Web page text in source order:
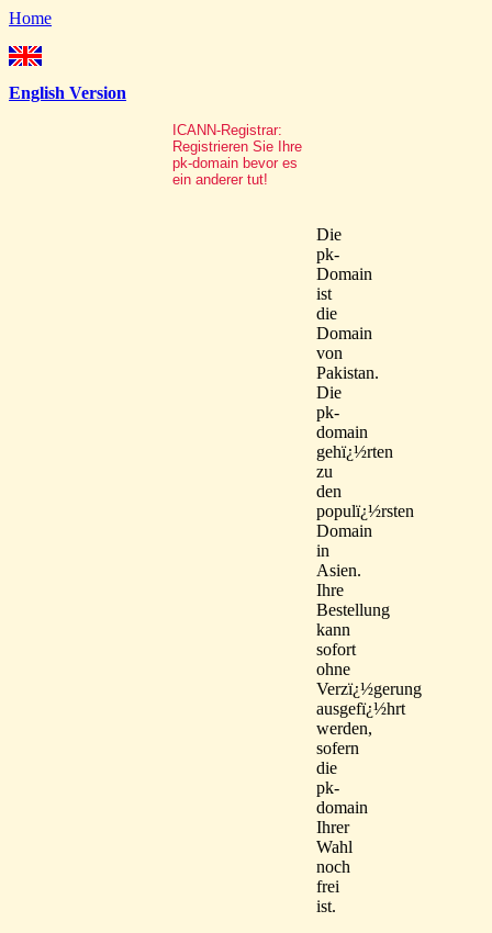
Home
English Version
ICANN-Registrar:
Registrieren Sie Ihre
pk-domain bevor es
ein anderer tut!
Die
pk-
Domain
ist
die
Domain
von
Pakistan.
Die
pk-
domain
gehï¿½rten
zu
den
populï¿½rsten
Domain
in
Asien.
Ihre
Bestellung
kann
sofort
ohne
Verzï¿½gerung
ausgefï¿½hrt
werden,
sofern
die
pk-
domain
Ihrer
Wahl
noch
frei
ist.